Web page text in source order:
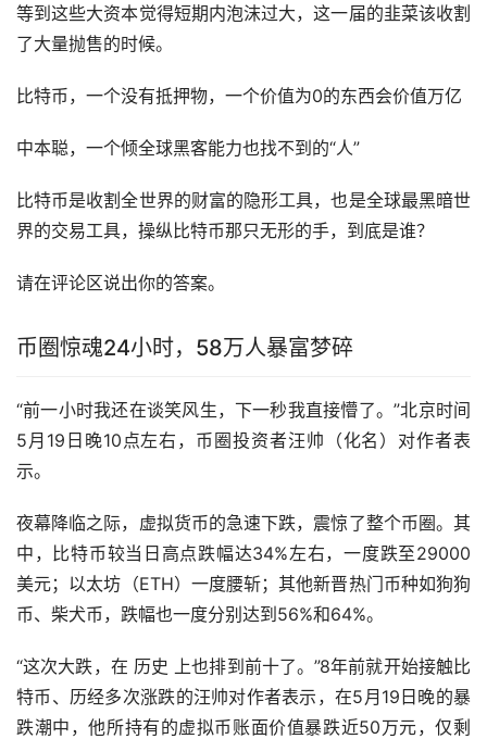
等到这些大资本觉得短期内泡沫过大，这一届的韭菜该收割
了大量抛售的时候。
比特币，一个没有抵押物，一个价值为0的东西会价值万亿
中本聪，一个倾全球黑客能力也找不到的“人”
比特币是收割全世界的财富的隐形工具，也是全球最黑暗世
界的交易工具，操纵比特币那只无形的手，到底是谁？
请在评论区说出你的答案。
币圈惊魂24小时，58万人暴富梦碎
“前一小时我还在谈笑风生，下一秒我直接懵了。”北京时间
5月19日晚10点左右，币圈投资者汪帅（化名）对作者表
示。
夜幕降临之际，虚拟货币的急速下跌，震惊了整个币圈。其
中，比特币较当日高点跌幅达34%左右，一度跌至29000
美元； 以太坊 （ETH）一度腰斩；其他新晋热门币种如狗狗
币、柴犬币，跌幅也一度分别达到56%和64%。
“这次大跌，在 历史 上也排到前十了。”8年前就开始接触比
特币、历经多次涨跌的汪帅对作者表示，在5月19日晚的暴
跌潮中，他所持有的虚拟币账面价值暴跌近50万元，仅剩